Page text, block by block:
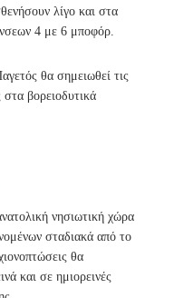
λίγο και στα
4 με 6 μποφόρ.
θα σημειωθεί τις
βορειοδυτικά
νησιωτική χώρα
σταδιακά από το
θα
και σε ημιορεινές